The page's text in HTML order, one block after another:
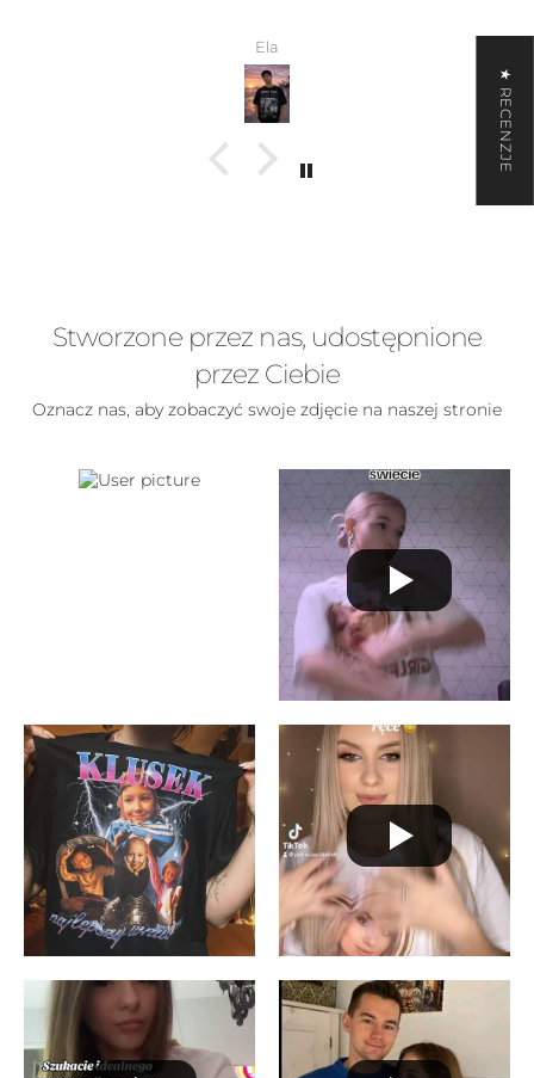
Ela
Stworzone przez nas, udostępnione
przez Ciebie
Oznacz nas, aby zobaczyć swoje zdjęcie na naszej stronie
★ RECENZJE